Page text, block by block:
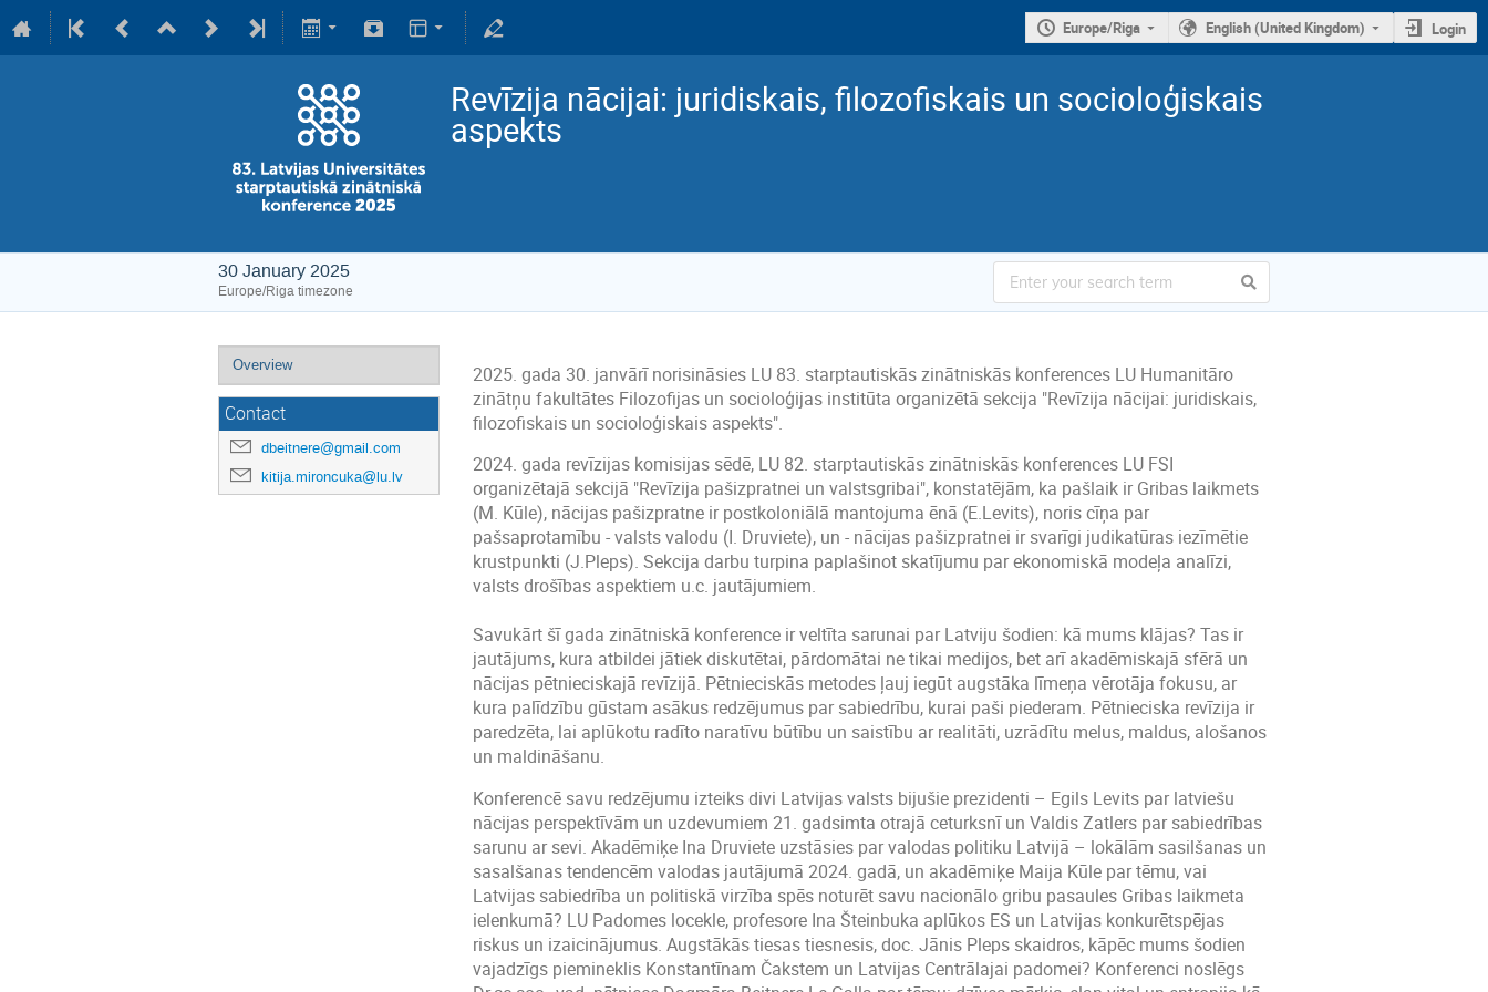
Europe/Riga English (United Kingdom) Login
Revīzija nācijai: juridiskais, filozofiskais un socioloģiskais
aspekts
30 January 2025
Europe/Riga timezone
Overview
Contact
dbeitnere@gmail.com
kitija.mironcuka@lu.lv
2025. gada 30. janvārī norisināsies LU 83. starptautiskās zinātniskās konferences LU Humanitāro
zinātņu fakultātes Filozofijas un socioloģijas institūta organizētā sekcija "Revīzija nācijai: juridiskais,
filozofiskais un socioloģiskais aspekts".
2024. gada revīzijas komisijas sēdē, LU 82. starptautiskās zinātniskās konferences LU FSI
organizētajā sekcijā "Revīzija pašizpratnei un valstsgribai", konstatējām, ka pašlaik ir Gribas laikmets
(M. Kūle), nācijas pašizpratne ir postkoloniālā mantojuma ēnā (E.Levits), noris cīņa par
pašsaprotamību - valsts valodu (I. Druviete), un - nācijas pašizpratnei ir svarīgi judikatūras iezīmētie
krustpunkti (J.Pleps). Sekcija darbu turpina paplašinot skatījumu par ekonomiskā modeļa analīzi,
valsts drošības aspektiem u.c. jautājumiem.
Savukārt šī gada zinātniskā konference ir veltīta sarunai par Latviju šodien: kā mums klājas? Tas ir
jautājums, kura atbildei jātiek diskutētai, pārdomātai ne tikai medijos, bet arī akadēmiskajā sfērā un
nācijas pētnieciskajā revīzijā. Pētnieciskās metodes ļauj iegūt augstāka līmeņa vērotāja fokusu, ar
kura palīdzību gūstam asākus redzējumus par sabiedrību, kurai paši piederam. Pētnieciska revīzija ir
paredzēta, lai aplūkotu radīto naratīvu būtību un saistību ar realitāti, uzrādītu melus, maldus, alošanos
un maldināšanu.
Konferencē savu redzējumu izteiks divi Latvijas valsts bijušie prezidenti – Egils Levits par latviešu
nācijas perspektīvām un uzdevumiem 21. gadsimta otrajā ceturksnī un Valdis Zatlers par sabiedrības
sarunu ar sevi. Akadēmiķe Ina Druviete uzstāsies par valodas politiku Latvijā – lokālām sasilšanas un
sasalšanas tendencēm valodas jautājumā 2024. gadā, un akadēmiķe Maija Kūle par tēmu, vai
Latvijas sabiedrība un politiskā virzība spēs noturēt savu nacionālo gribu pasaules Gribas laikmeta
ielenkumā? LU Padomes locekle, profesore Ina Šteinbuka aplūkos ES un Latvijas konkurētspējas
riskus un izaicinājumus. Augstākās tiesas tiesnesis, doc. Jānis Pleps skaidros, kāpēc mums šodien
vajadzīgs piemineklis Konstantīnam Čakstem un Latvijas Centrālajai padomei? Konferenci noslēgs